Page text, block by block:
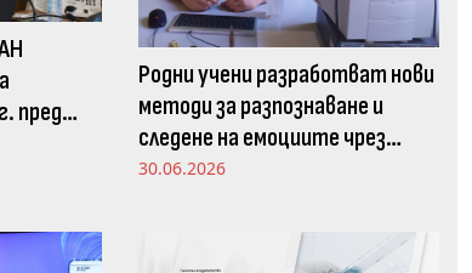
пред
в НС
Родни учени разработват нови
методи за разпознаване и
следене на емоциите чрез
движенията в погледа
30.06.2026